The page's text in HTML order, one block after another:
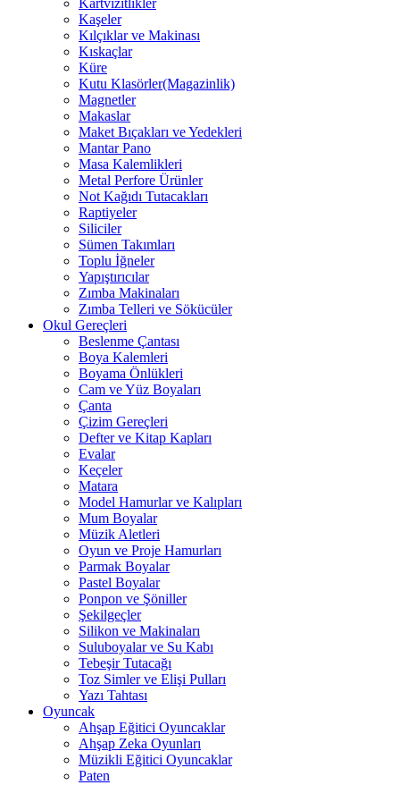
Kartvizitlikler
Kaşeler
Kılçıklar ve Makinası
Kıskaçlar
Küre
Kutu Klasörler(Magazinlik)
Magnetler
Makaslar
Maket Bıçakları ve Yedekleri
Mantar Pano
Masa Kalemlikleri
Metal Perfore Ürünler
Not Kağıdı Tutacakları
Raptiyeler
Siliciler
Sümen Takımları
Toplu İğneler
Yapıştırıcılar
Zımba Makinaları
Zımba Telleri ve Sökücüler
Okul Gereçleri
Beslenme Çantası
Boya Kalemleri
Boyama Önlükleri
Cam ve Yüz Boyaları
Çanta
Çizim Gereçleri
Defter ve Kitap Kapları
Evalar
Keçeler
Matara
Model Hamurlar ve Kalıpları
Mum Boyalar
Müzik Aletleri
Oyun ve Proje Hamurları
Parmak Boyalar
Pastel Boyalar
Ponpon ve Şöniller
Şekilgeçler
Silikon ve Makinaları
Suluboyalar ve Su Kabı
Tebeşir Tutacağı
Toz Simler ve Elişi Pulları
Yazı Tahtası
Oyuncak
Ahşap Eğitici Oyuncaklar
Ahşap Zeka Oyunları
Müzikli Eğitici Oyuncaklar
Paten